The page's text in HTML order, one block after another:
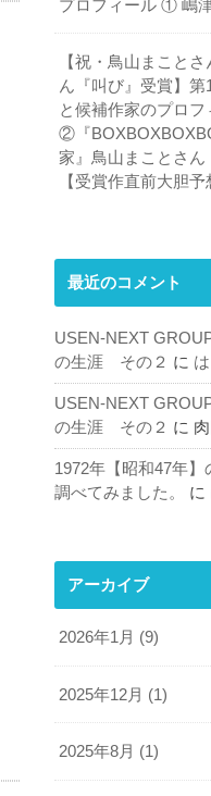
プロフィール ① 嶋
【祝・鳥山まこと
ん『叫び』受賞】
と候補作家のプロフ
②『
家』鳥山まことさ
【受賞作直前大胆予
最近のコメント
USEN-NEXT
の生涯 その２ に
USEN-NEXT
の生涯 その２ に
1972年【昭和47年
調べてみました。
に
アーカイブ
2026年1月 (9)
2025年12月 (1)
2025年8月 (1)